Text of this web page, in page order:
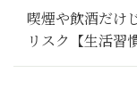
喫煙や飲酒だけ
リスク【生活習
2